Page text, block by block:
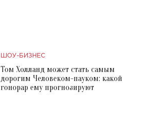
ШОУ-БИЗНЕС
Том Холланд может стать самым
дорогим Человеком-пауком: какой
гонорар ему прогнозируют